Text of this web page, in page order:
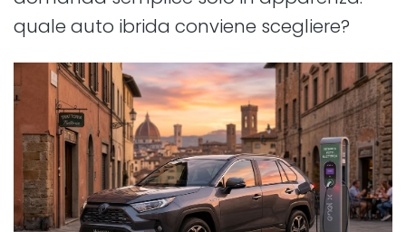
quale auto ibrida conviene scegliere?